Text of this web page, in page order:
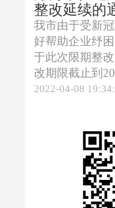
整改延续的
我市由于受新
好帮助企业纾
于此次限期整
改期限截止到
2022-04-08